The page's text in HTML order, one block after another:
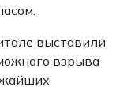
выставили
взрыва